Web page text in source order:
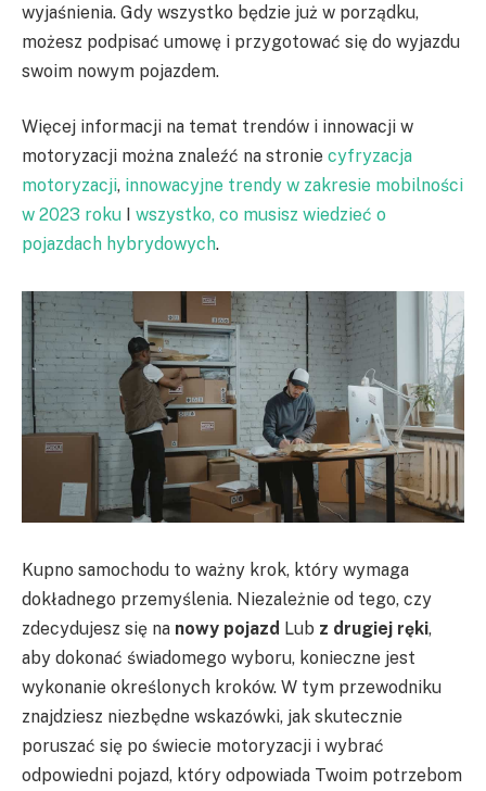
wyjaśnienia. Gdy wszystko będzie już w porządku,
możesz podpisać umowę i przygotować się do wyjazdu
swoim nowym pojazdem.
Więcej informacji na temat trendów i innowacji w
motoryzacji można znaleźć na stronie cyfryzacja
motoryzacji, innowacyjne trendy w zakresie mobilności
w 2023 roku I wszystko, co musisz wiedzieć o
pojazdach hybrydowych.
Kupno samochodu to ważny krok, który wymaga
dokładnego przemyślenia. Niezależnie od tego, czy
zdecydujesz się na nowy pojazd Lub z drugiej ręki,
aby dokonać świadomego wyboru, konieczne jest
wykonanie określonych kroków. W tym przewodniku
znajdziesz niezbędne wskazówki, jak skutecznie
poruszać się po świecie motoryzacji i wybrać
odpowiedni pojazd, który odpowiada Twoim potrzebom